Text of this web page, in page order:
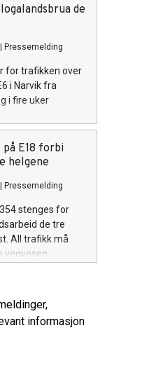
de
Pressemelding
for trafikken over
i Narvik fra
i fire uker
E18 forbi
helgene
Pressemelding
stenges for
de tre
All trafikk må
vegvesen
informasjon